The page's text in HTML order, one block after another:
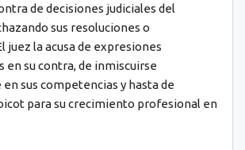
de decisiones judiciales del
sus resoluciones o
juez la acusa de expresiones
en su contra, de inmiscuirse
sus competencias y hasta de
para su crecimiento profesional en